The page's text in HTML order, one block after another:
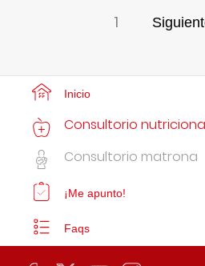
1
Inicio
Consultorio
Consultorio matrona
¡Me apunto!
Faqs